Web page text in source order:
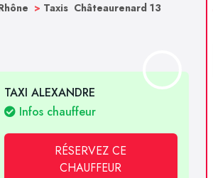
> Taxis Châteaurenard 13
TAXI ALEXANDRE
Infos chauffeur
RÉSERVEZ CE
CHAUFFEUR